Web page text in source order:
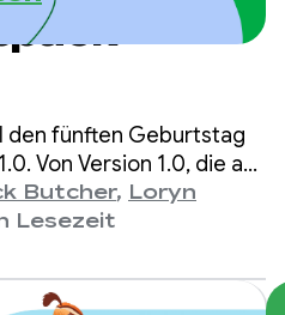
den fünften Geburtstag
Von Version 1.0, die am
wurde, bis zur neuesten
APIs im Laufe der Jahre
Butcher, Loryn
Lesezeit